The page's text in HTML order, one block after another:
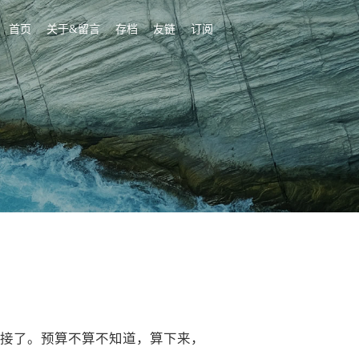
首页 关于&留言 存档 友链 订阅
了。预算不算不知道，算下来，